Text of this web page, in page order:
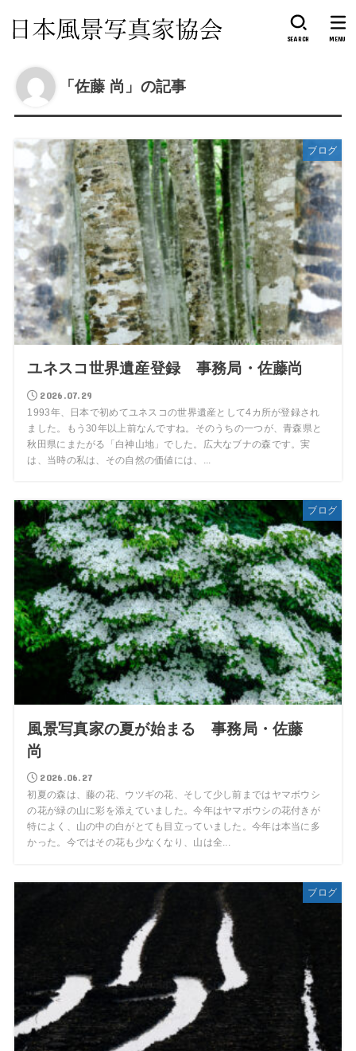
SEARCH MENU
「佐藤 尚」の記事
ブログ
ユネスコ世界遺産登録 事務局・佐藤尚
2026.07.29
1993年、日本で初めてユネスコの世界遺産として4カ所が登録され
ました。もう30年以上前なんですね。そのうちの一つが、青森県と
秋田県にまたがる「白神山地」でした。広大なブナの森です。実
は、当時の私は、その自然の価値には、...
ブログ
風景写真家の夏が始まる 事務局・佐藤
尚
2026.06.27
初夏の森は、藤の花、ウツギの花、そして少し前まではヤマボウシ
の花が緑の山に彩を添えていました。今年はヤマボウシの花付きが
特によく、山の中の白がとても目立っていました。今年は本当に多
かった。今ではその花も少なくなり、山は全...
ブログ